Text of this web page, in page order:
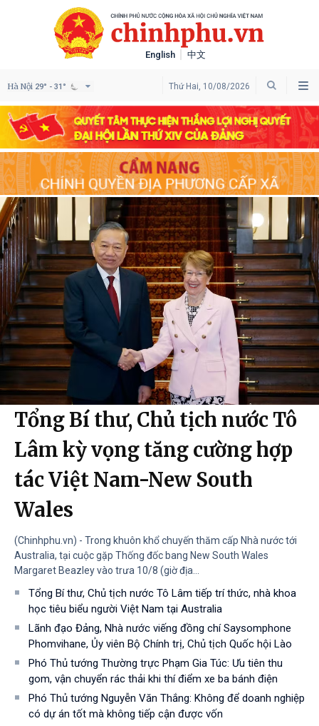
English 中文
Thứ Hai, 10/08/2026
Hà Nội 29° - 31°
Tổng Bí thư, Chủ tịch nước Tô
Lâm kỳ vọng tăng cường hợp
tác Việt Nam-New South
Wales
(Chinhphu.vn) - Trong khuôn khổ chuyến thăm cấp Nhà nước tới
Australia, tại cuộc gặp Thống đốc bang New South Wales
Margaret Beazley vào trưa 10/8 (giờ địa...
Tổng Bí thư, Chủ tịch nước Tô Lâm tiếp trí thức, nhà khoa
học tiêu biểu người Việt Nam tại Australia
Lãnh đạo Đảng, Nhà nước viếng đồng chí Saysomphone
Phomvihane, Ủy viên Bộ Chính trị, Chủ tịch Quốc hội Lào
Phó Thủ tướng Thường trực Phạm Gia Túc: Ưu tiên thu
gom, vận chuyển rác thải khi thí điểm xe ba bánh điện
Phó Thủ tướng Nguyễn Văn Thắng: Không để doanh nghiệp
có dự án tốt mà không tiếp cận được vốn